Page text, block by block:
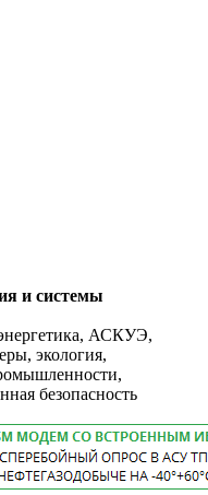
и системы
АСКУЭ,
экология,
безопасность